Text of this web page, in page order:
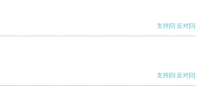
支持[0] 反对[0]
支持[0] 反对[0]